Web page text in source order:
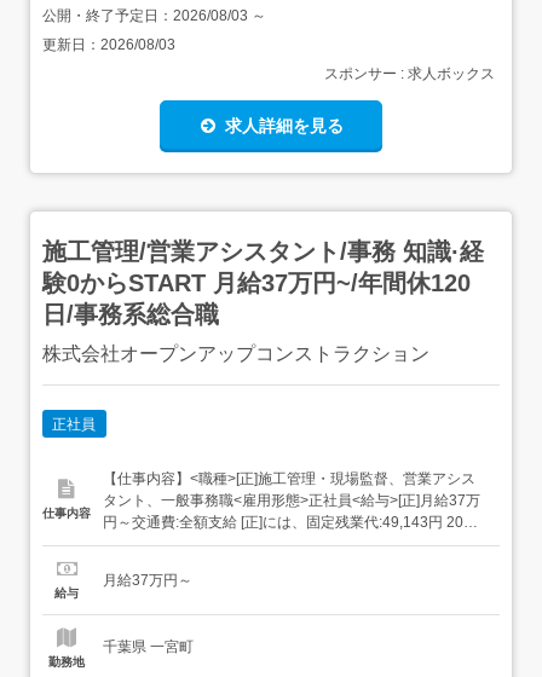
公開・終了予定日： 2026/08/03 ～
更新日： 2026/08/03
スポンサー : 求人ボックス
求人詳細を見る
施工管理/営業アシスタント/事務 知識·経
験0からSTART 月給37万円~/年間休120
日/事務系総合職
株式会社オープンアップコンストラクション
正社員
仕事内容
【仕事内容】<職種>[正]施工管理・現場監督、営業アシス
タント、一般事務職<雇用形態>正社員<給与>[正]月給37万
円～交通費:全額支給 [正]には、固定残業代:49,143円 20時
間相当分が含まれます。 上記を超えて残業をした場合は、
給37万円月給額に下記の一律手当含むエリア職種手当/1万
給与
月給37万円～
勤務地
千葉県 一宮町